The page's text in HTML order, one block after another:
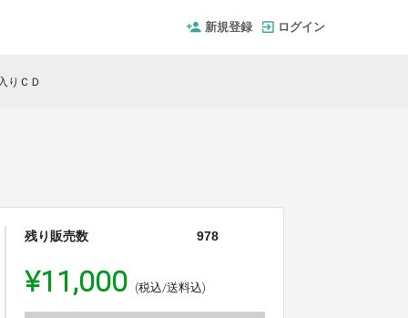
新規登録 ログイン
りＣＤ
残り販売数 978
¥11,000 (税込/送料込)